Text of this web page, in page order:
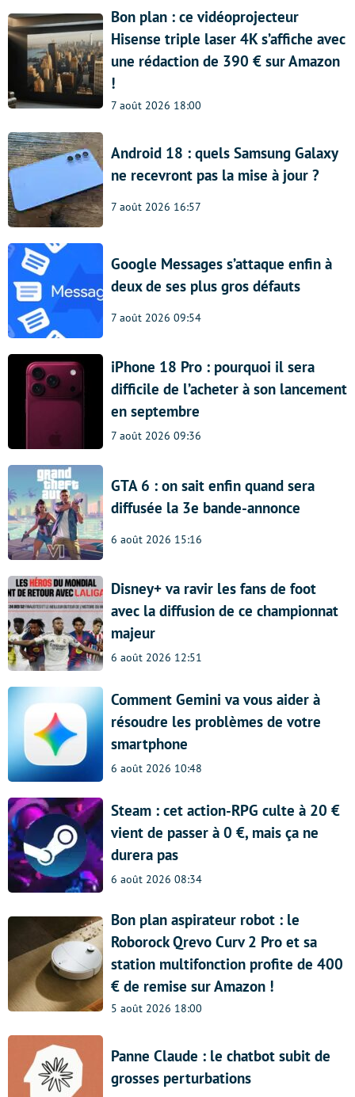
Bon plan : ce vidéoprojecteur
Hisense triple laser 4K s’affiche avec
une rédaction de 390 € sur Amazon
!
7 août 2026 18:00
Android 18 : quels Samsung Galaxy
ne recevront pas la mise à jour ?
7 août 2026 16:57
Google Messages s’attaque enfin à
deux de ses plus gros défauts
7 août 2026 09:54
iPhone 18 Pro : pourquoi il sera
difficile de l’acheter à son lancement
en septembre
7 août 2026 09:36
GTA 6 : on sait enfin quand sera
diffusée la 3e bande-annonce
6 août 2026 15:16
Disney+ va ravir les fans de foot
avec la diffusion de ce championnat
majeur
6 août 2026 12:51
Comment Gemini va vous aider à
résoudre les problèmes de votre
smartphone
6 août 2026 10:48
Steam : cet action-RPG culte à 20 €
vient de passer à 0 €, mais ça ne
durera pas
6 août 2026 08:34
Bon plan aspirateur robot : le
Roborock Qrevo Curv 2 Pro et sa
station multifonction profite de 400
€ de remise sur Amazon !
5 août 2026 18:00
Panne Claude : le chatbot subit de
grosses perturbations